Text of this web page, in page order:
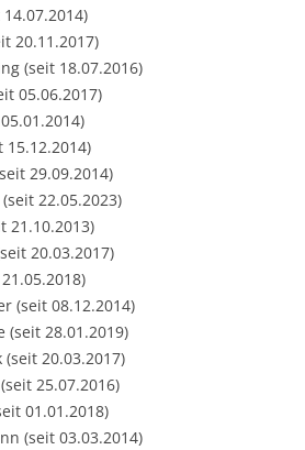
20.11.2017)
(seit 18.07.2016)
05.06.2017)
15.12.2014)
29.09.2014)
22.05.2023)
21.10.2013)
20.03.2017)
(seit 08.12.2014)
(seit 28.01.2019)
20.03.2017)
25.07.2016)
01.01.2018)
(seit 03.03.2014)